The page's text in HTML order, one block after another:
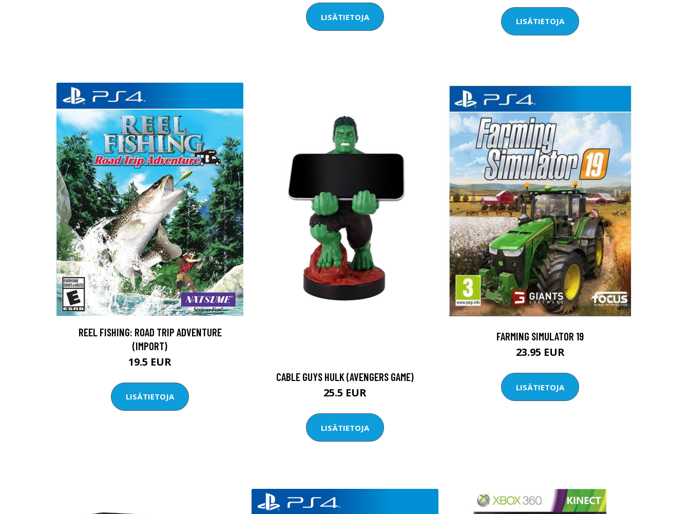
LISÄTIETOJA LISÄTIETOJA
REEL FISHING: ROAD TRIP ADVENTURE
(IMPORT)
19.5 EUR
LISÄTIETOJA
CABLE GUYS HULK (AVENGERS GAME)
25.5 EUR
LISÄTIETOJA
FARMING SIMULATOR 19
23.95 EUR
LISÄTIETOJA